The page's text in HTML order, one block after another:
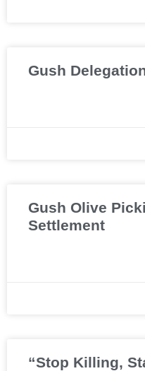
Gush
Gush Olive
Settlement
“Stop Killing,